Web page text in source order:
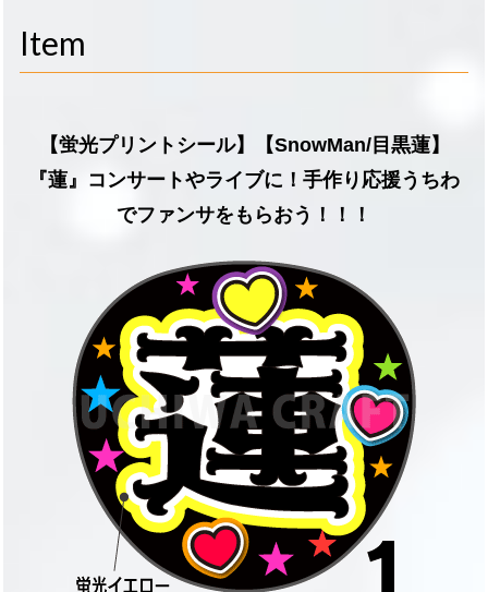
Item
【蛍光プリントシール】【SnowMan/目黒蓮】
『蓮』コンサートやライブに！手作り応援うちわ
でファンサをもらおう！！！